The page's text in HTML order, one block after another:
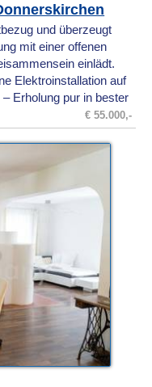
und überzeugt
mit einer offenen
einlädt.
Elektroinstallation auf
Erholung pur in bester
€ 55.000,-